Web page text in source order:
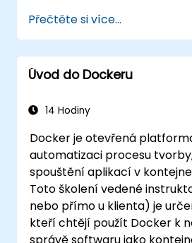
Nastavit proces
Docker aplikace.
Integovat Docker
postupů kontinuální
Přečtěte si více...
Úvod do Dockeru
14 Hodiny
Docker je otevřená
automatizaci procesu
spouštění aplikací v
Toto školení vedené
nebo přímo u klienta) je
kteří chtějí použít Docker k
správě softwaru jako